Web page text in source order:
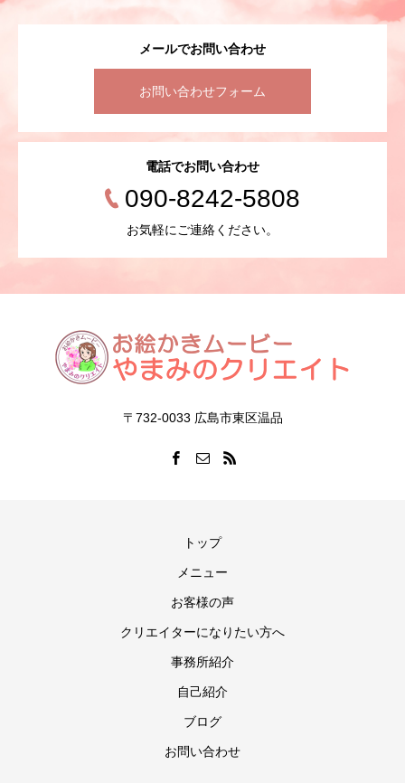
メールでお問い合わせ
お問い合わせフォーム
電話でお問い合わせ
090-8242-5808
お気軽にご連絡ください。
〒732-0033 広島市東区温品
トップ
メニュー
お客様の声
クリエイターになりたい方へ
事務所紹介
自己紹介
ブログ
お問い合わせ